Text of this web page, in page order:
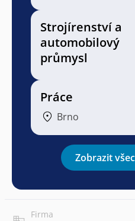
Strojírenství a
automobilový
průmysl
Práce
Brno
Zobrazit
Firma